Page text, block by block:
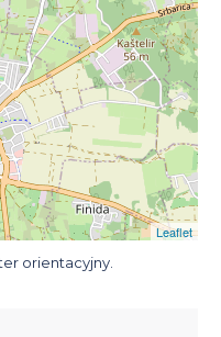
Leaflet
orientacyjny.